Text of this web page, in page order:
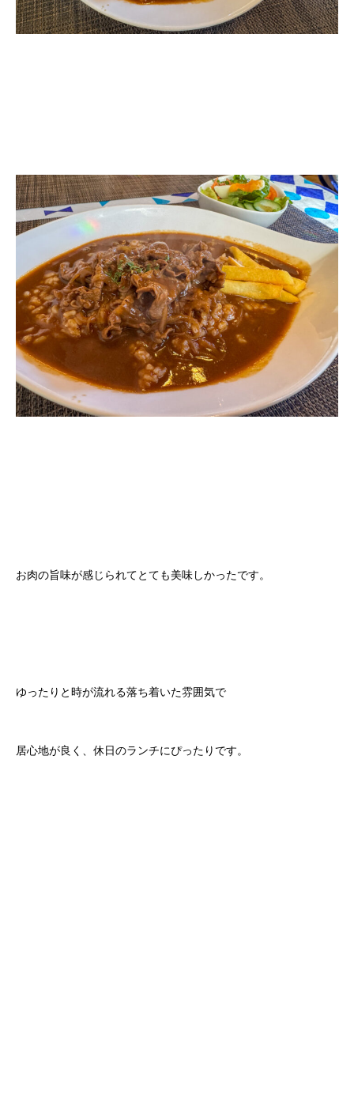
お肉の旨味が感じられてとても美味しかったです。
ゆったりと時が流れる落ち着いた雰囲気で
居心地が良く、休日のランチにぴったりです。